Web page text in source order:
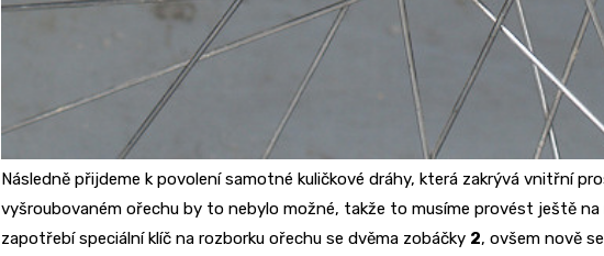
Následně přijdeme k povolení samotné kuličkové dráhy, která zakrývá vnitřní
vyšroubovaném ořechu by to nebylo možné, takže to musíme provést ještě
zapotřebí speciální klíč na rozborku ořechu se dvěma zobáčky 2, ovšem nově